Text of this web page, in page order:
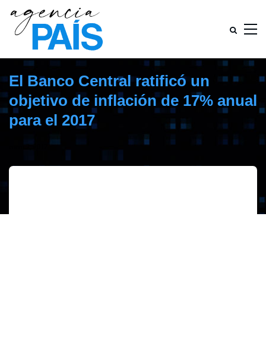
El Banco Central ratificó un
objetivo de inflación de 17% anual
para el 2017